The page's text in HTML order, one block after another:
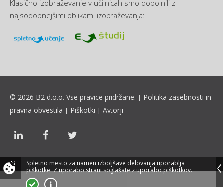
Klasično izobraževanje v učilnicah smo dopolnili z
najsodobnejšimi oblikami izobraževanja:
© 2026 B2 d.o.o. Vse pravice pridržane. | Politika zasebnosti in
pravna obvestila | Piškotki | Avtorji
Spletno mesto za namen izboljšave delovanja uporablja
piškotke.Z uporabo strani soglašate z uporabo piškotkov.